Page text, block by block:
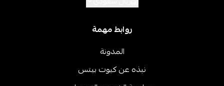
روابط مهمة
المدونة
نبذه عن كيوت بيتس